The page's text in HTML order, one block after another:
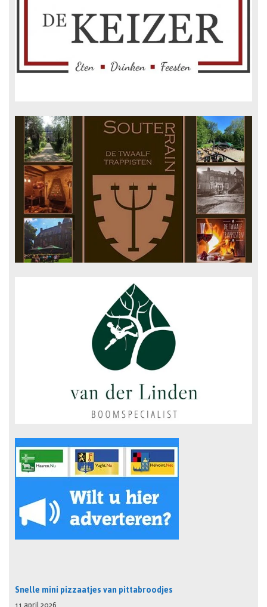
Snelle mini pizzaatjes van pittabroodjes
11 april 2026